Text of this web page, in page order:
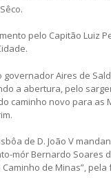
pelo Capitão Luiz
governador Aires de
a abertura, pelo
caminho novo para as
de D. João V
mór Bernardo Soares
de Minas”,